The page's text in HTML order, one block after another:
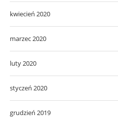
kwiecień 2020
marzec 2020
luty 2020
styczeń 2020
grudzień 2019